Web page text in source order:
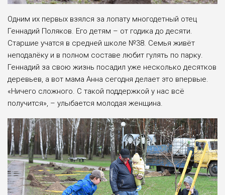
Одним их первых взялся за лопату многодетный отец
Геннадий Поляков. Его детям – от годика до десяти.
Старшие учатся в средней школе №38. Семья живёт
неподалёку и в полном составе любит гулять по парку.
Геннадий за свою жизнь посадил уже несколько десятков
деревьев, а вот мама Анна сегодня делает это впервые.
«Ничего сложного. С такой поддержкой у нас всё
получится», – улыбается молодая женщина.